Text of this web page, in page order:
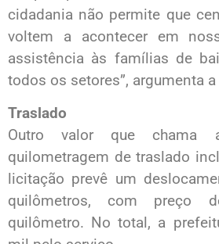
cidadania não permite que
voltem a acontecer em
assistência às famílias de
todos os setores”, argumenta
Traslado
Outro valor que
quilometragem de traslado
licitação prevê um
quilômetros, com preço
quilômetro. No total, a